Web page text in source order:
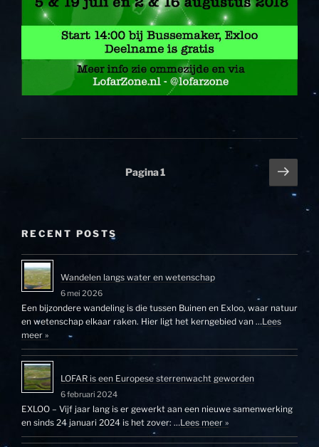
Pagina1
RECENT POSTS
Wandelen langs water en wetenschap
6 mei 2026
Een bijzondere wandeling is die tussen Buinen en Exloo, waar natuur
en wetenschap elkaar raken. Hier ligt het kerngebied van …Lees
meer »
LOFAR is een Europese sterrenwacht geworden
6 februari 2024
EXLOO – Vijf jaar lang is er gewerkt aan een nieuwe samenwerking
en sinds 24 januari 2024 is het zover: …Lees meer »